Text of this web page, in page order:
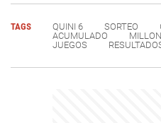
TAGS QUINI 6 SORTEO
ACUMULADO
JUEGOS